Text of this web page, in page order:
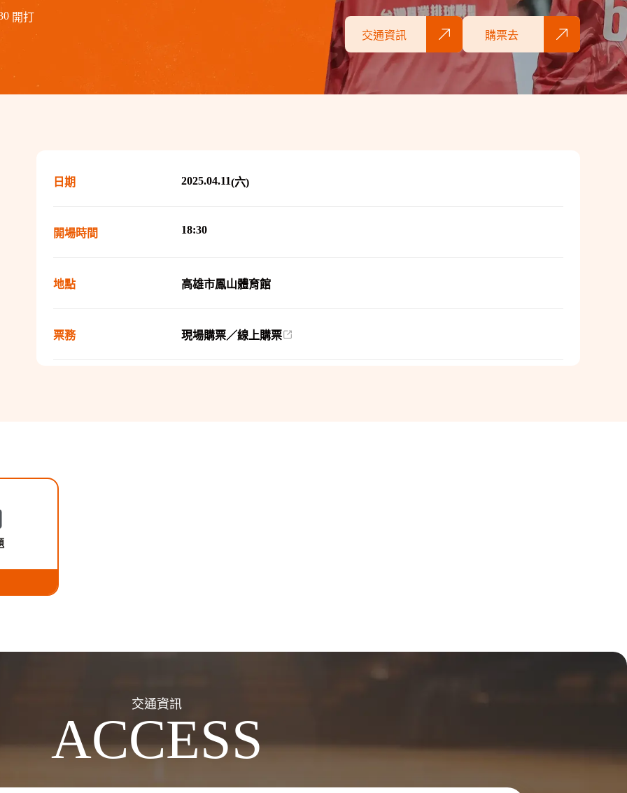
開打
交通資訊
購票去
日期 2025.04.11(六)
開場時間 18:30
地點 高雄市鳳山體育館
票務 現場購票／線上購票
交通資訊
ACCESS